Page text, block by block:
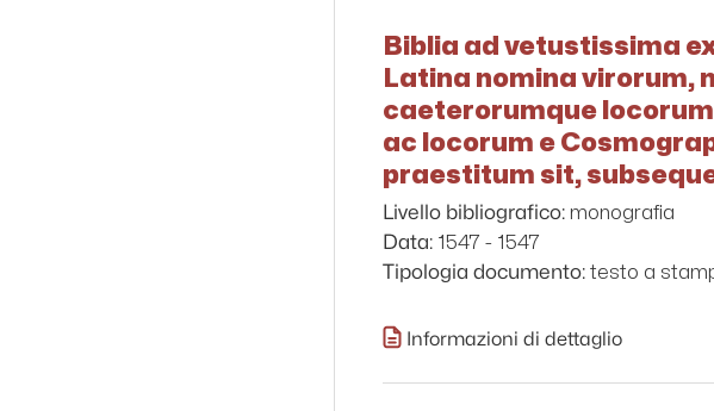
Biblia ad vetustissima
Latina nomina virorum,
caeterorumque
ac locorum e
praestitum sit,
Livello bibliografico: monografia
Data: 1547 - 1547
Tipologia documento: testo a
Informazioni di dettaglio